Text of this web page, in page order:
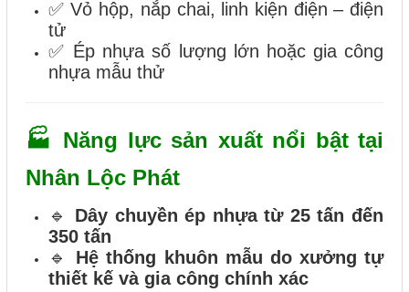
✅ Vỏ hộp, nắp chai, linh kiện điện – điện
tử
✅ Ép nhựa số lượng lớn hoặc gia công
nhựa mẫu thử
🏭 Năng lực sản xuất nổi bật tại
Nhân Lộc Phát
🔹 Dây chuyền ép nhựa từ 25 tấn đến
350 tấn
🔹 Hệ thống khuôn mẫu do xưởng tự
thiết kế và gia công chính xác